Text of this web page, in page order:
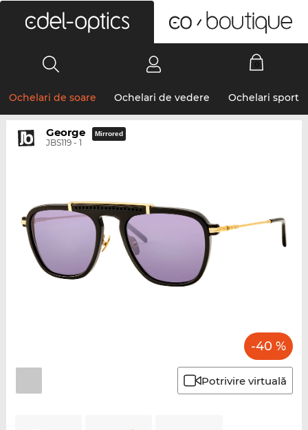
Ochelari de soare Ochelari de vedere Ochelari sport
George
JBS119 - 1
Mirrored
-40 %
Potrivire virtuală